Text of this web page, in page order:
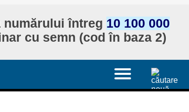
numărului întreg 10 100 000
cu semn (cod în baza 2)